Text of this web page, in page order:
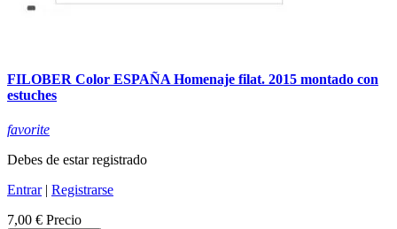
FILOBER Color ESPAÑA Homenaje filat. 2015 montado con
estuches
favorite
Debes de estar registrado
Entrar| Registrarse
7,00 € Precio